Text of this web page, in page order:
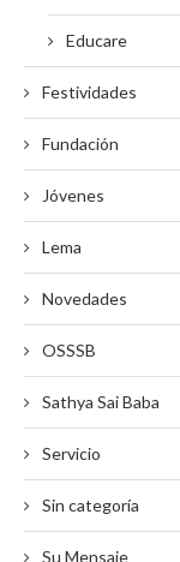
Educare
Festividades
Fundación
Jóvenes
Lema
Novedades
OSSSB
Sathya Sai Baba
Servicio
Sin categoría
Su Mensaje